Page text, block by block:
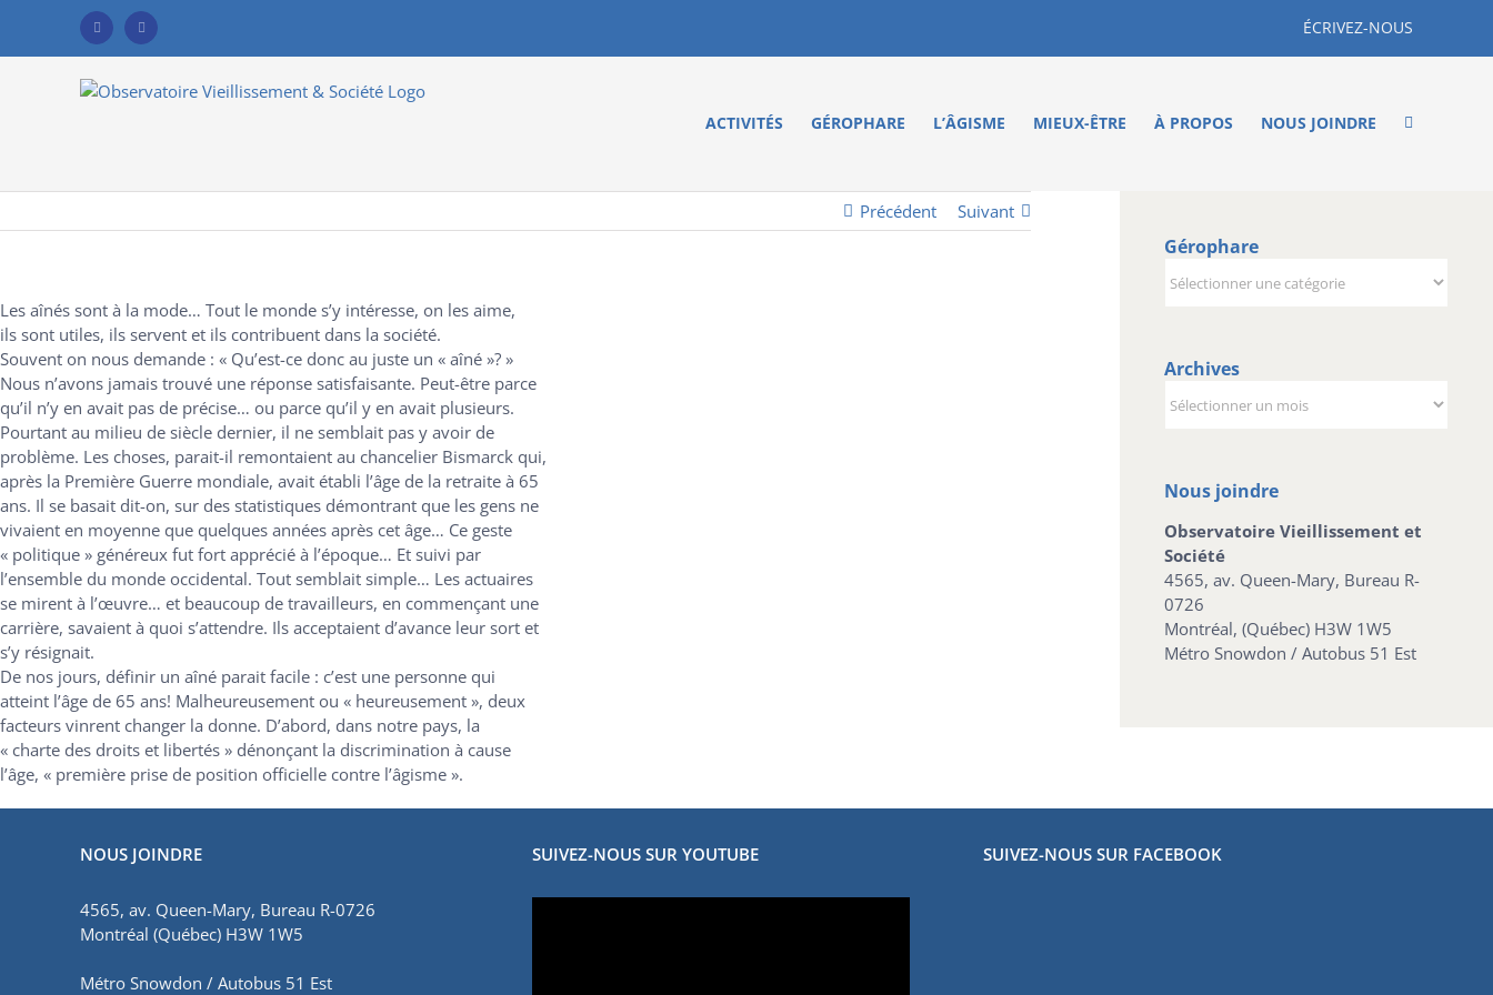
content
FacebookYouTube ÉCRIVEZ-NOUS
ACTIVITÉS GÉROPHARE L’ÂGISME MIEUX-ÊTRE À PROPOS NOUS JOINDRE
Précédent Suivant
Les aînés sont à la mode… Tout le monde s’y intéresse, on les aime,
ils sont utiles, ils servent et ils contribuent dans la société.
Souvent on nous demande : « Qu’est-ce donc au juste un « aîné »? »
Nous n’avons jamais trouvé une réponse satisfaisante. Peut-être parce
qu’il n’y en avait pas de précise… ou parce qu’il y en avait plusieurs.
Pourtant au milieu de siècle dernier, il ne semblait pas y avoir de
problème. Les choses, parait-il remontaient au chancelier Bismarck qui,
après la Première Guerre mondiale, avait établi l’âge de la retraite à 65
ans. Il se basait dit-on, sur des statistiques démontrant que les gens ne
vivaient en moyenne que quelques années après cet âge… Ce geste
« politique » généreux fut fort apprécié à l’époque… Et suivi par
l’ensemble du monde occidental. Tout semblait simple… Les actuaires
se mirent à l’œuvre… et beaucoup de travailleurs, en commençant une
carrière, savaient à quoi s’attendre. Ils acceptaient d’avance leur sort et
s’y résignait.
De nos jours, définir un aîné parait facile : c’est une personne qui
atteint l’âge de 65 ans! Malheureusement ou « heureusement », deux
facteurs vinrent changer la donne. D’abord, dans notre pays, la
« charte des droits et libertés » dénonçant la discrimination à cause
l’âge, « première prise de position officielle contre l’âgisme ».
Gérophare
Archives
Nous joindre
Observatoire Vieillissement et
Société
4565, av. Queen-Mary, Bureau R-
0726
Montréal, (Québec) H3W 1W5
Métro Snowdon / Autobus 51 Est
NOUS JOINDRE
4565, av. Queen-Mary, Bureau R-0726
Montréal (Québec) H3W 1W5
Métro Snowdon / Autobus 51 Est
SUIVEZ-NOUS SUR YOUTUBE SUIVEZ-NOUS SUR FACEBOOK